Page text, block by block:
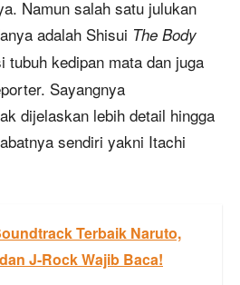
Namun salah satu julukan
adalah Shisui The Body
tubuh kedipan mata dan juga
Sayangnya
dijelaskan lebih detail hingga
sendiri yakni Itachi
Terbaik Naruto,
J-Rock Wajib Baca!